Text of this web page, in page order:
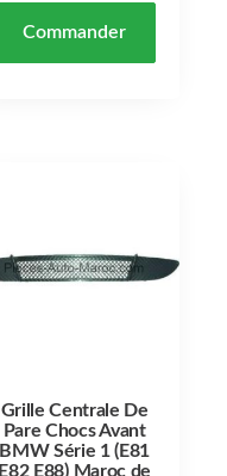
Commander
Grille Centrale De
Pare Chocs Avant
BMW Série 1 (E81
E82 E88) Maroc de